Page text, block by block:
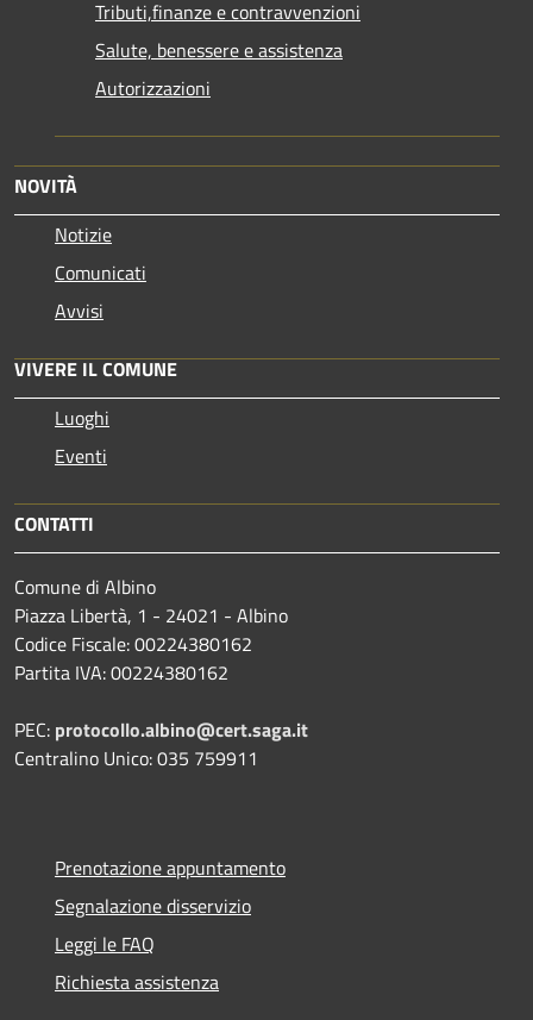
Tributi,finanze e contravvenzioni
Salute, benessere e assistenza
Autorizzazioni
NOVITÀ
Notizie
Comunicati
Avvisi
VIVERE IL COMUNE
Luoghi
Eventi
CONTATTI
Comune di Albino
Piazza Libertà, 1 - 24021 - Albino
Codice Fiscale: 00224380162
Partita IVA: 00224380162
PEC: protocollo.albino@cert.saga.it
Centralino Unico: 035 759911
Prenotazione appuntamento
Segnalazione disservizio
Leggi le FAQ
Richiesta assistenza